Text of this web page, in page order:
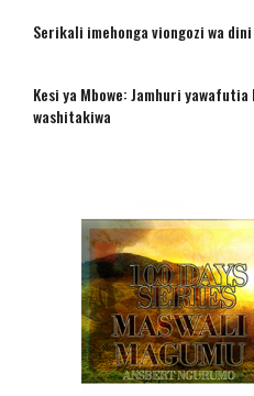
Serikali imehonga viongozi wa
Kesi ya Mbowe: Jamhuri yawafutia
washitakiwa